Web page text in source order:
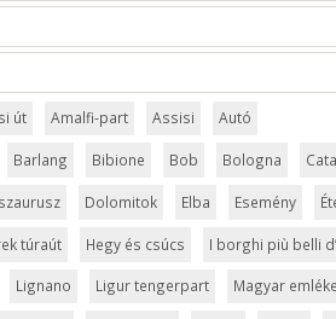
út Amalfi-part Assisi Autó
Barlang Bibione Bob Bologna
Dolomitok Elba Esemény
túraút Hegy és csúcs I borghi più belli
Lignano Ligur tengerpart Magyar